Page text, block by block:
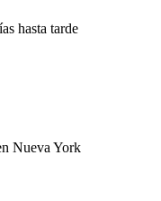
hasta tarde
Nueva York